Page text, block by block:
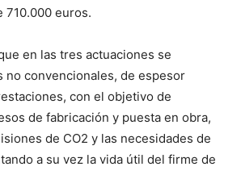
710.000 euros.
en las tres actuaciones se
no convencionales, de espesor
con el objetivo de
de fabricación y puesta en obra,
de CO2 y las necesidades de
a su vez la vida útil del firme de